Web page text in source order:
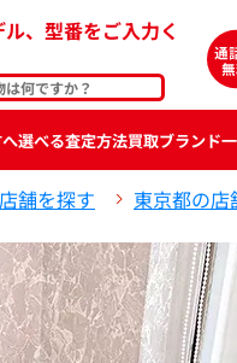
、型番をご入力く
選べる査定方法買取ブランド
舗を探す 東京都の店